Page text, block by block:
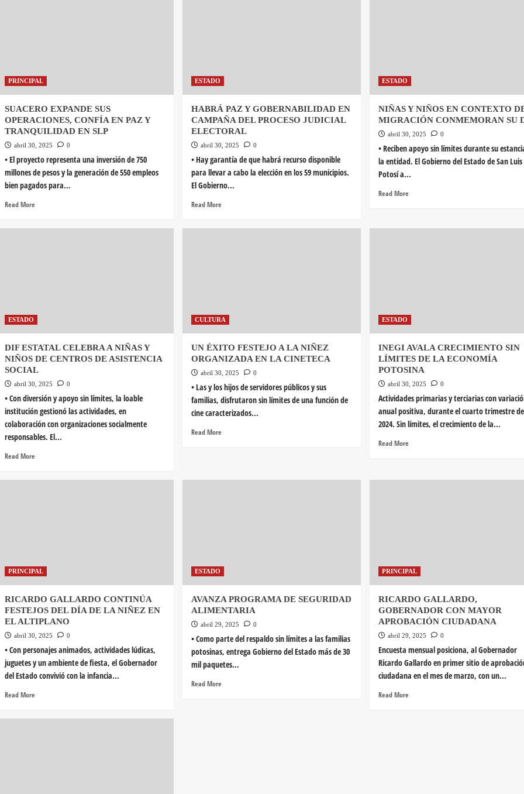
PRINCIPAL
SUACERO EXPANDE SUS
OPERACIONES, CONFÍA EN PAZ Y
TRANQUILIDAD EN SLP
abril 30, 2025 0
• El proyecto representa una inversión de 750
millones de pesos y la generación de 550 empleos
bien pagados para...
Read More
ESTADO
HABRÁ PAZ Y GOBERNABILIDAD EN
CAMPAÑA DEL PROCESO JUDICIAL
ELECTORAL
abril 30, 2025 0
• Hay garantía de que habrá recurso disponible
para llevar a cabo la elección en los 59 municipios.
El Gobierno...
Read More
ESTADO
NIÑAS Y NIÑOS EN CONTEXTO
MIGRACIÓN CONMEMORAN SU
abril 30, 2025 0
• Reciben apoyo sin límites durante su
la entidad. El Gobierno del Estado de San Luis
Potosí a...
Read More
ESTADO
DIF ESTATAL CELEBRA A NIÑAS Y
NIÑOS DE CENTROS DE ASISTENCIA
SOCIAL
abril 30, 2025 0
• Con diversión y apoyo sin límites, la loable
institución gestionó las actividades, en
colaboración con organizaciones socialmente
responsables. El...
Read More
CULTURA
UN ÉXITO FESTEJO A LA NIÑEZ
ORGANIZADA EN LA CINETECA
abril 30, 2025 0
• Las y los hijos de servidores públicos y sus
familias, disfrutaron sin límites de una función de
cine caracterizados...
Read More
ESTADO
INEGI AVALA CRECIMIENTO SIN
LÍMITES DE LA ECONOMÍA
POTOSINA
abril 30, 2025 0
Actividades primarias y terciarias con
anual positiva, durante el cuarto trimestre
2024. Sin límites, el crecimiento de la...
Read More
PRINCIPAL
RICARDO GALLARDO CONTINÚA
FESTEJOS DEL DÍA DE LA NIÑEZ EN
EL ALTIPLANO
abril 30, 2025 0
• Con personajes animados, actividades lúdicas,
juguetes y un ambiente de fiesta, el Gobernador
del Estado convivió con la infancia...
Read More
ESTADO
AVANZA PROGRAMA DE SEGURIDAD
ALIMENTARIA
abril 29, 2025 0
• Como parte del respaldo sin límites a las familias
potosinas, entrega Gobierno del Estado más de 30
mil paquetes...
Read More
PRINCIPAL
RICARDO GALLARDO,
GOBERNADOR CON MAYOR
APROBACIÓN CIUDADANA
abril 29, 2025 0
Encuesta mensual posiciona, al Gobernador
Ricardo Gallardo en primer sitio de
ciudadana en el mes de marzo, con un...
Read More